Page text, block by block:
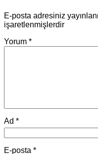
E-posta adresiniz
işaretlenmişlerdir
Yorum *
Ad *
E-posta *